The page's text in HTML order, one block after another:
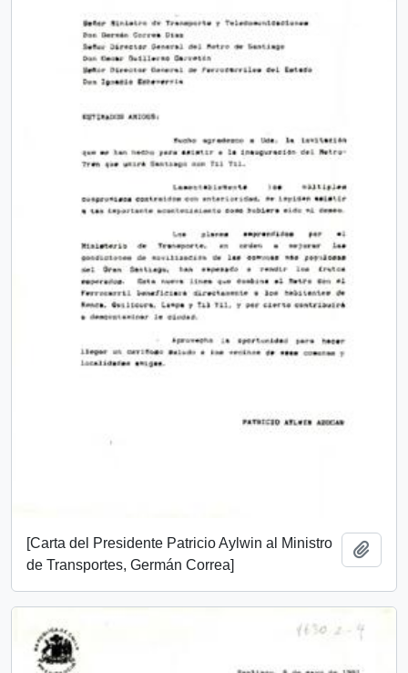
[Carta del Presidente Patricio Aylwin al Ministro
de Transportes, Germán Correa]